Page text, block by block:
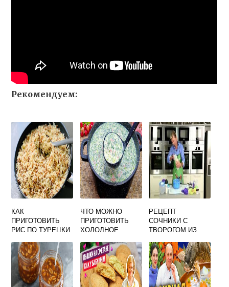
Рекомендуем:
КАК
ПРИГОТОВИТЬ
РИС ПО ТУРЕЦКИ
ЧТО МОЖНО
ПРИГОТОВИТЬ
ХОЛОДНОЕ
РЕЦЕПТ
СОЧНИКИ С
ТВОРОГОМ ИЗ
ТЕСТА